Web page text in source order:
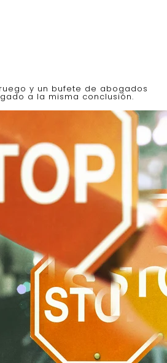
y un bufete de abogados
a la misma conclusión.